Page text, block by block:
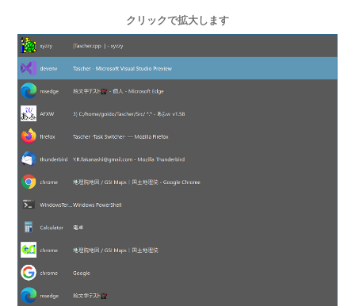
クリックで拡大します